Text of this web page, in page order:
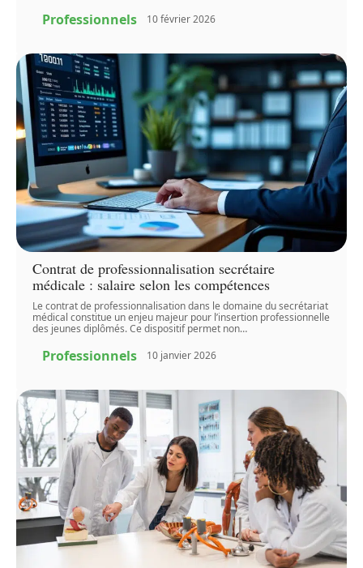
Professionnels 10 février 2026
Contrat de professionnalisation secrétaire
médicale : salaire selon les compétences
Le contrat de professionnalisation dans le domaine du secrétariat
médical constitue un enjeu majeur pour l’insertion professionnelle
des jeunes diplômés. Ce dispositif permet non…
Professionnels 10 janvier 2026